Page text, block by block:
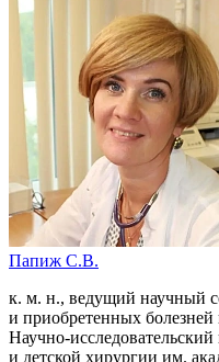
Папиж С.В.
к. м. н., ведущий научный
и приобретенных
Научно-
и детской хирургии им.